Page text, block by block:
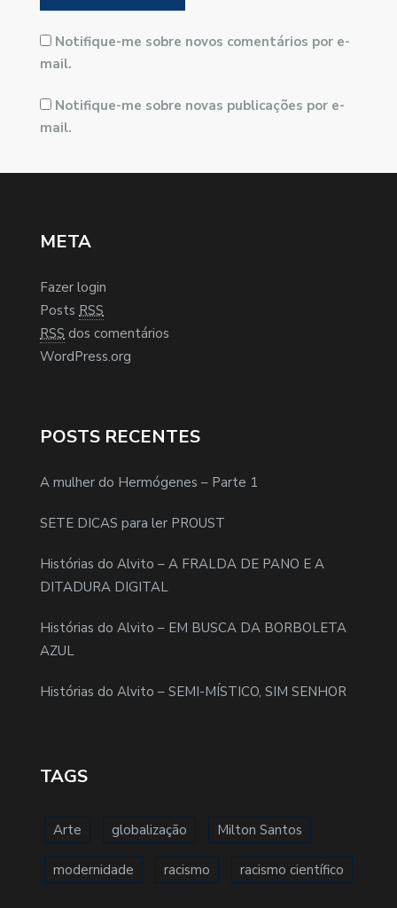
Notifique-me sobre novos comentários por e-
mail.
Notifique-me sobre novas publicações por e-
mail.
META
Fazer login
Posts RSS
RSS dos comentários
WordPress.org
POSTS RECENTES
A mulher do Hermógenes – Parte 1
SETE DICAS para ler PROUST
Histórias do Alvito – A FRALDA DE PANO E A
DITADURA DIGITAL
Histórias do Alvito – EM BUSCA DA BORBOLETA
AZUL
Histórias do Alvito – SEMI-MÍSTICO, SIM SENHOR
TAGS
Arte globalização Milton Santos
modernidade racismo racismo científico